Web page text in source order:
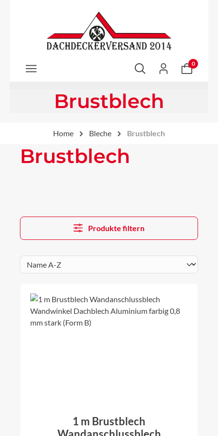
Zum Hauptinhalt springen
0
Brustblech
Home Bleche Brustblech
Brustblech
Produkte filtern
1 m Brustblech